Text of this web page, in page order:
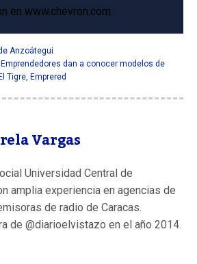
en www.chevron.com
Anzoátegui
Emprendedores dan a conocer modelos de
Tigre, Emprered
Vargas
Universidad Central de
amplia experiencia en agencias de
de radio de Caracas.
de @diarioelvistazo en el año 2014.